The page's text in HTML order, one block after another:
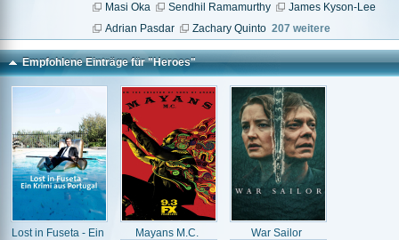
Masi Oka
Sendhil Ramamurthy
James Kyson-Lee
Adrian Pasdar
Zachary Quinto 207 weitere
Empfohlene Einträge für "Heroes"
Lost in Fuseta - Ein
Mayans M.C. War Sailor